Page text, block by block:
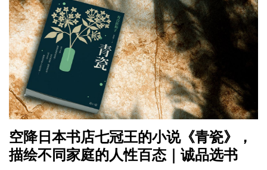
空降日本书店七冠王的小说《青瓷》，
描绘不同家庭的人性百态｜诚品选书